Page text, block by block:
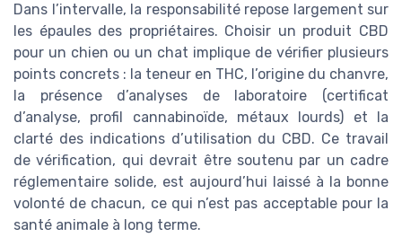
Dans l’intervalle, la responsabilité repose largement sur
les épaules des propriétaires. Choisir un produit CBD
pour un chien ou un chat implique de vérifier plusieurs
points concrets : la teneur en THC, l’origine du chanvre,
la présence d’analyses de laboratoire (certificat
d’analyse, profil cannabinoïde, métaux lourds) et la
clarté des indications d’utilisation du CBD. Ce travail
de vérification, qui devrait être soutenu par un cadre
réglementaire solide, est aujourd’hui laissé à la bonne
volonté de chacun, ce qui n’est pas acceptable pour la
santé animale à long terme.